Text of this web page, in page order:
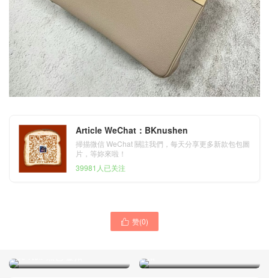
Article WeChat：BKnushen
掃描微信 WeChat 關註我們，每天分享更多新款包包圖
片，等妳來啦！
39981人已关注
 赞(0)愛馬仕包包中國官網價格 鉑
金包 Hermes Birkin 30